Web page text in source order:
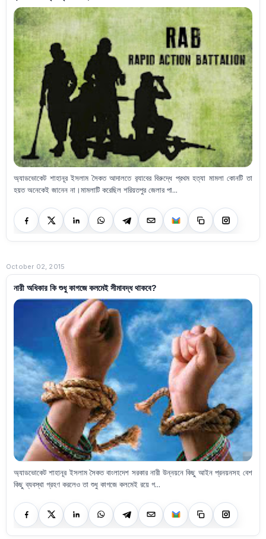
অ্যাডভোকেট শাহানূর ইসলাম সৈকত আদালতে র‍্যাবের বিরুদ্ধে প্রথম হত্যা মামলা কোনটি তা
হয়ত অনেকেই জানেন না।মামলাটি করেছিল শরিয়তপুর জেলার পা...
October 02, 2015
নারী অধিকার কি শুধু কাগজে কলমেই সীমাবদ্ধ থাকবে?
অ্যাডভোকেট শাহানূর ইসলাম সৈকত বাংলাদেশ সরকার নারী উন্নয়নে কিছু আইন প্রনয়নসহ বেশ
কিছু ব্যবস্থা গ্রহণ করলেও তা শুধু কাগজে কলমেই রয়ে গ...